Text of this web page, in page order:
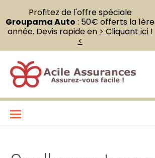
contenu
Acile Assurances
Profitez de l'offre spéciale
Groupama Auto : 50€ offerts la 1ère
année. Devis rapide en > Cliquant ici !
<